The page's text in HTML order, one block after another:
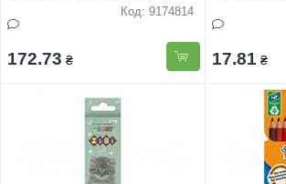
Код: 9174814
172.73 ₴ 17.81 ₴